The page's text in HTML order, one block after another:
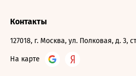
Контакты
127018, г. Москва, ул. Полковая, д. 3,
На карте